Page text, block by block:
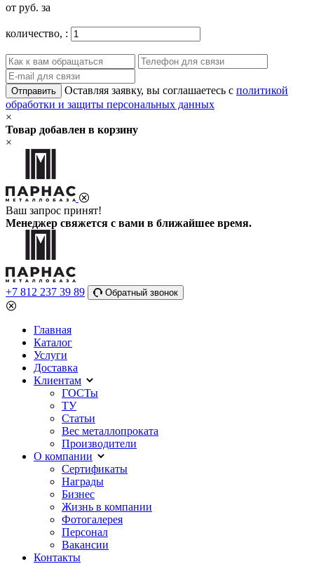
от руб. за
количество, :
Отправить Оставляя заявку, вы соглашаетесь с политикой
обработки и защиты персональных данных
×
Товар добавлен в корзину
×
Ваш запрос принят!
Менеджер свяжется с вами в ближайшее время.
+7 812 237 39 89 Обратный звонок
Главная
Каталог
Услуги
Доставка
Клиентам
ГОСТы
ТУ
Статьи
Вес металлопроката
Производители
О компании
Сертификаты
Награды
Бизнес
Жизнь в компании
Фотогалерея
Персонал
Вакансии
Контакты